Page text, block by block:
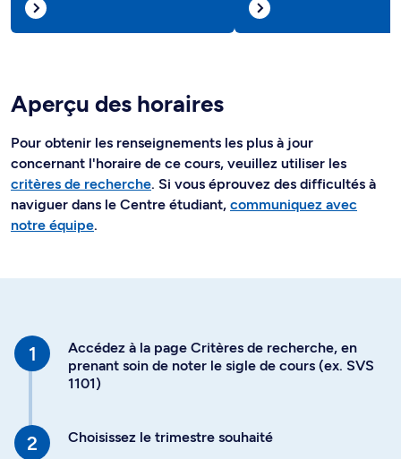
Aperçu des horaires
Pour obtenir les renseignements les plus à jour
concernant l'horaire de ce cours, veuillez utiliser les
critères de recherche. Si vous éprouvez des difficultés à
naviguer dans le Centre étudiant, communiquez avec
notre équipe.
Accédez à la page Critères de recherche, en
prenant soin de noter le sigle de cours (ex. SVS
1101)
Choisissez le trimestre souhaité